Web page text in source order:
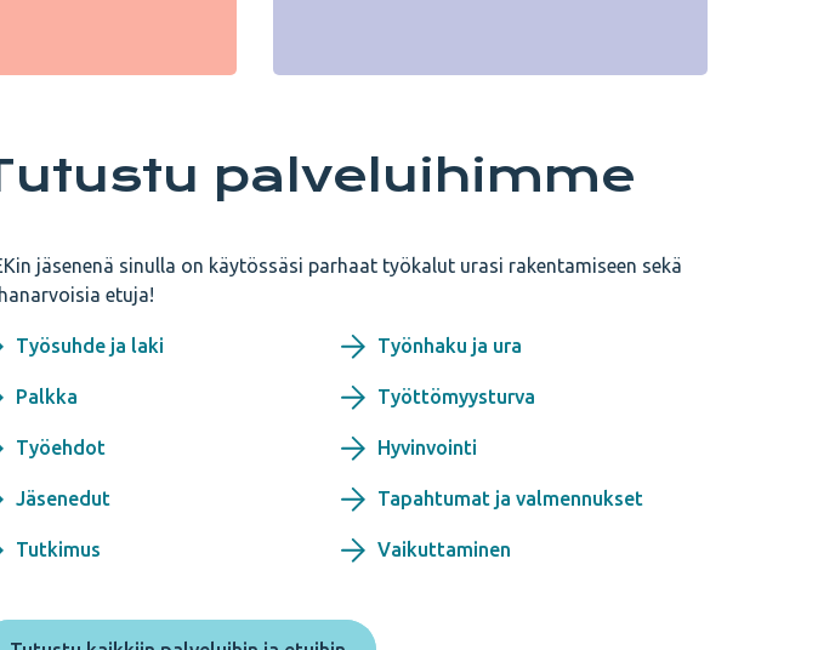
palveluihimme
jäsenenä sinulla on käytössäsi parhaat työkalut urasi rakentamiseen sekä
etuja!
Työsuhde ja laki Työnhaku ja ura
Palkka Työttömyysturva
Työehdot Hyvinvointi
Jäsenedut Tapahtumat ja valmennukset
Tutkimus Vaikuttaminen